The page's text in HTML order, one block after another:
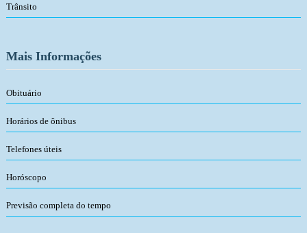
Trânsito
Mais Informações
Obituário
Horários de ônibus
Telefones úteis
Horóscopo
Previsão completa do tempo